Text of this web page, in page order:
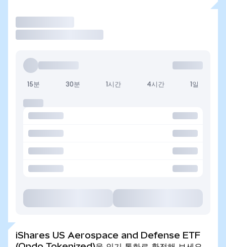
15분 30분 1시간 4시간 1일
iShares US Aerospace and Defense ETF